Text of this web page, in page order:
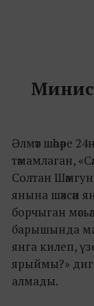
Әлмәт шәһәре
тәмамлаган,
Солтан
янына шәхсән
борчыган
барышында
янга килеп,
ярыймы?»
алмады.